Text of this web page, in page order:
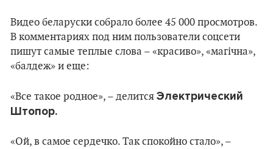
Видео беларуски собрало более 45 000 просмотров.
В комментариях под ним пользователи соцсети
пишут самые теплые слова – «красиво», «магічна»,
«балдеж» и еще:
«Все такое родное», – делится Электрический
Штопор.
«Ой, в самое сердечко. Так спокойно стало», –